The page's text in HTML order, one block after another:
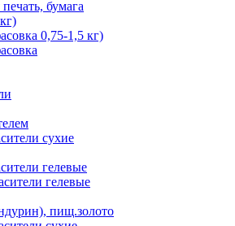
бумага
0,75-1,5 кг)
сухие
гелевые
гелевые
пищ.золото